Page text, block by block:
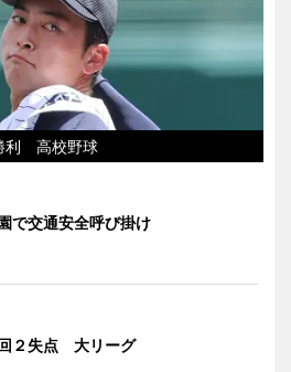
利 高校野球
で交通安全呼び掛け
２失点 大リーグ